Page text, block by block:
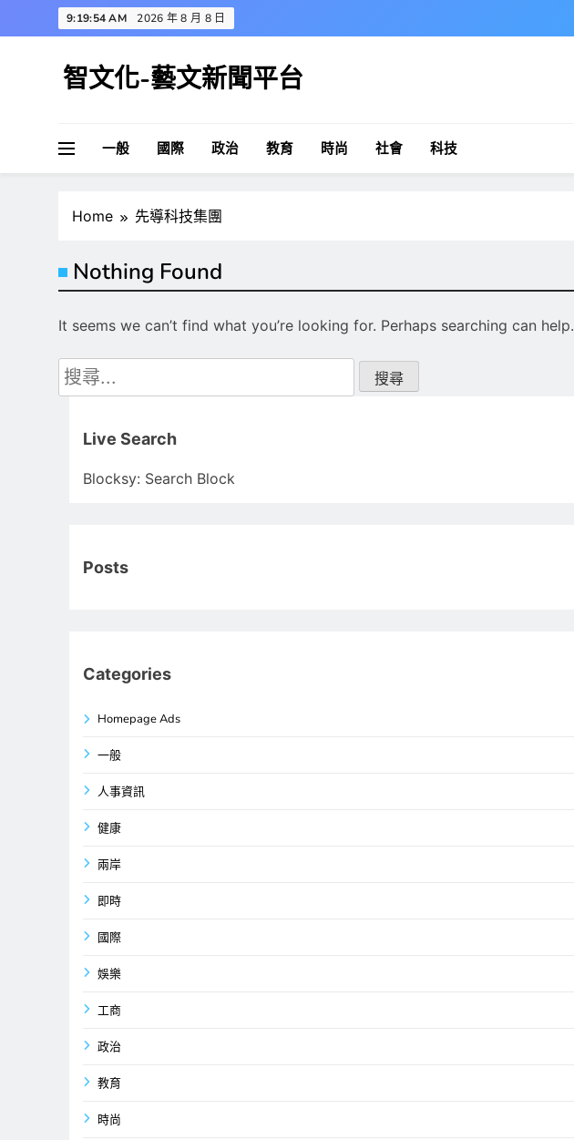
to
9:19:55 AM 2026 年 8 月 8 日
智文化-藝文新聞平台
一般 國際 政治 教育 時尚 社會 科技
Home 先導科技集團
Nothing Found
It seems we can’t find what you’re looking for. Perhaps searching can help.
搜
尋
Live Search
Blocksy: Search Block
Posts
Categories
Homepage Ads
一般
人事資訊
健康
兩岸
即時
國際
娛樂
工商
政治
教育
時尚